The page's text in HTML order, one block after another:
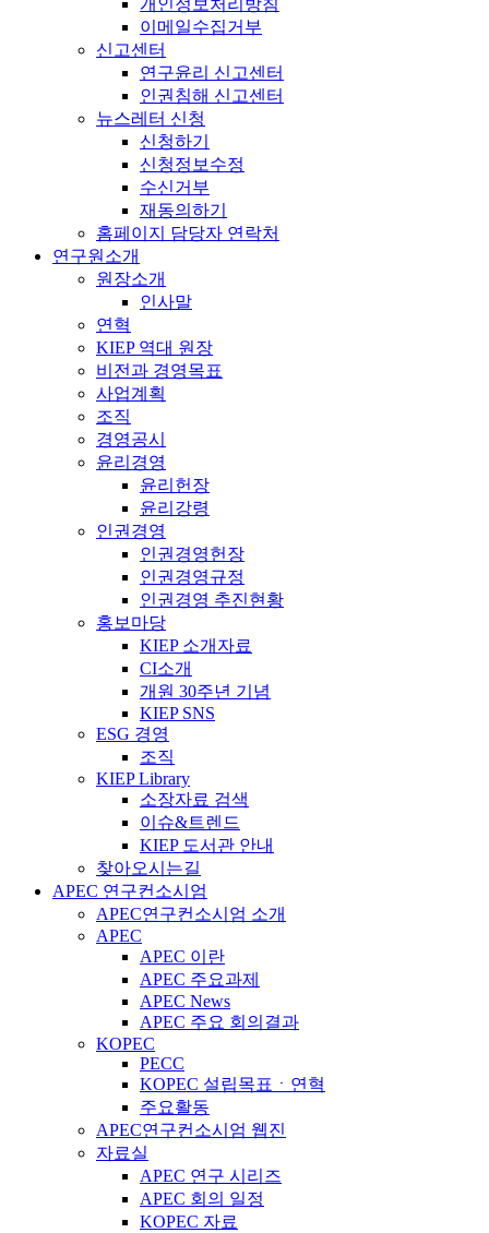
이메일수집거부
신고센터
연구윤리 신고센터
인권침해 신고센터
뉴스레터 신청
신청하기
신청정보수정
수신거부
재동의하기
홈페이지 담당자 연락처
연구원소개
원장소개
인사말
연혁
KIEP 역대 원장
비전과 경영목표
사업계획
조직
경영공시
윤리경영
윤리헌장
윤리강령
인권경영
인권경영헌장
인권경영규정
인권경영 추진현황
홍보마당
KIEP 소개자료
CI소개
개원 30주년 기념
KIEP SNS
ESG 경영
조직
KIEP Library
소장자료 검색
이슈&트렌드
KIEP 도서관 안내
찾아오시는길
APEC 연구컨소시엄
APEC연구컨소시엄 소개
APEC
APEC 이란
APEC 주요과제
APEC News
APEC 주요 회의결과
KOPEC
PECC
KOPEC 설립목표ㆍ연혁
주요활동
APEC연구컨소시엄 웹진
자료실
APEC 연구 시리즈
APEC 회의 일정
KOPEC 자료